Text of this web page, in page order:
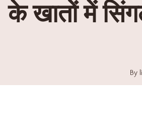
के खातों में
By